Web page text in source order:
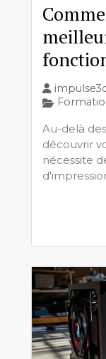
Au-delà
découvrir
nécessite